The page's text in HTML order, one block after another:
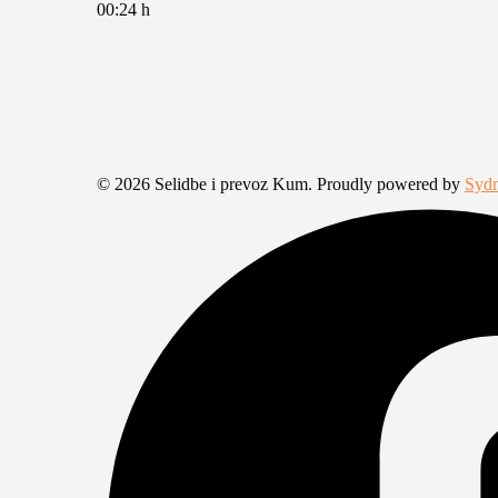
00:24 h
© 2026 Selidbe i prevoz Kum. Proudly powered by